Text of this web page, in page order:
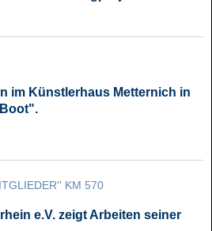
im Künstlerhaus Metternich in
KM 570
e.V. zeigt Arbeiten seiner